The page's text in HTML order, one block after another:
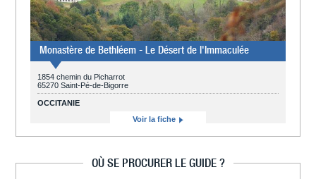
Monastère de Bethléem - Le Désert de l'Immaculée
1854 chemin du Picharrot
65270 Saint-Pé-de-Bigorre
OCCITANIE
Voir la fiche
OÙ SE PROCURER LE GUIDE ?